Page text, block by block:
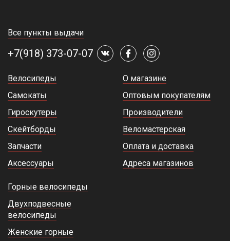
Все пункты выдачи
+7(918) 373-07-07
Велосипеды
Самокаты
Гироскутеры
Скейтборды
Запчасти
Аксессуары
О магазине
Оптовым покупателям
Производители
Веломастерская
Оплата и доставка
Адреса магазинов
Горные велосипеды
Двухподвесные
велосипеды
Женские горные